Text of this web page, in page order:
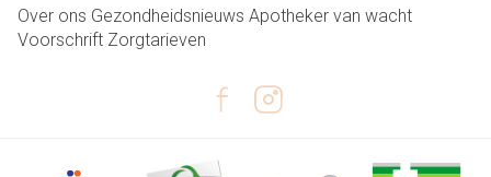
Over ons Gezondheidsnieuws Apotheker van wacht
Voorschrift Zorgtarieven